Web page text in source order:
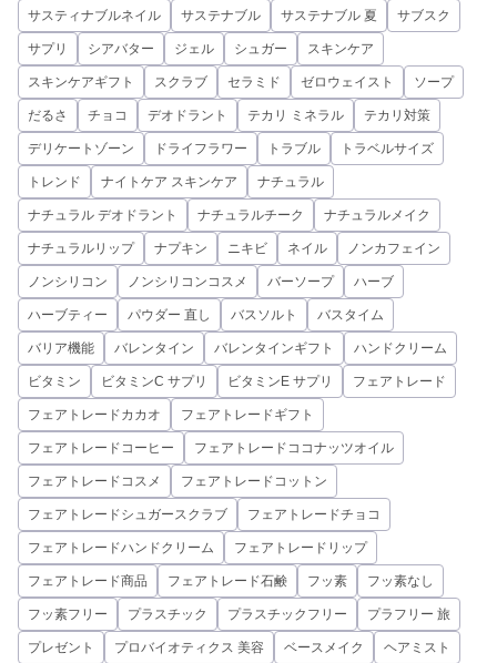
サスティナブルネイル サステナブル サステナブル 夏 サブスク
サプリ シアバター ジェル シュガー スキンケア
スキンケアギフト スクラブ セラミド ゼロウェイスト ソープ
だるさ チョコ デオドラント テカリ ミネラル テカリ対策
デリケートゾーン ドライフラワー トラブル トラベルサイズ
トレンド ナイトケア スキンケア ナチュラル
ナチュラル デオドラント ナチュラルチーク ナチュラルメイク
ナチュラルリップ ナプキン ニキビ ネイル ノンカフェイン
ノンシリコン ノンシリコンコスメ バーソープ ハーブ
ハーブティー パウダー 直し バスソルト バスタイム
バリア機能 バレンタイン バレンタインギフト ハンドクリーム
ビタミン ビタミンC サプリ ビタミンE サプリ フェアトレード
フェアトレードカカオ フェアトレードギフト
フェアトレードコーヒー フェアトレードココナッツオイル
フェアトレードコスメ フェアトレードコットン
フェアトレードシュガースクラブ フェアトレードチョコ
フェアトレードハンドクリーム フェアトレードリップ
フェアトレード商品 フェアトレード石鹸 フッ素 フッ素なし
フッ素フリー プラスチック プラスチックフリー プラフリー 旅
プレゼント プロバイオティクス 美容 ベースメイク ヘアミスト